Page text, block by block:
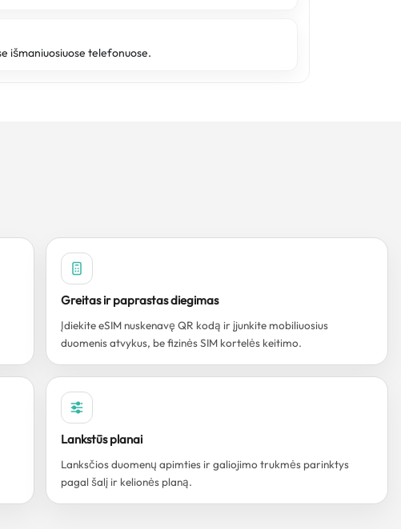
išmaniuosiuose telefonuose.
Greitas ir paprastas diegimas
Įdiekite eSIM nuskenavę QR kodą ir įjunkite mobiliuosius
duomenis atvykus, be fizinės SIM kortelės keitimo.
Lankstūs planai
Lanksčios duomenų apimties ir galiojimo trukmės parinktys
pagal šalį ir kelionės planą.